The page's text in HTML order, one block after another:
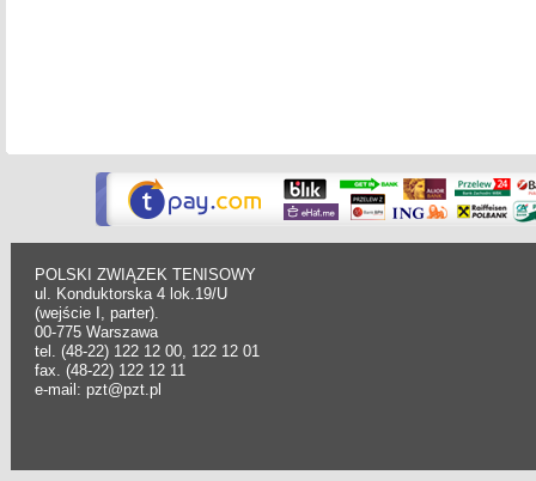
POLSKI ZWIĄZEK TENISOWY
ul. Konduktorska 4 lok.19/U
(wejście I, parter).
00-775 Warszawa
tel. (48-22) 122 12 00, 122 12 01
fax. (48-22) 122 12 11
e-mail: pzt@pzt.pl